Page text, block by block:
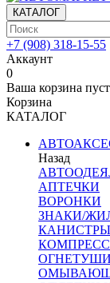
КАТАЛОГ
+7 (908) 318-15-55
Аккаунт
0
Ваша корзина
Корзина
КАТАЛОГ
Назад
АПТЕЧКИ
ВОРОНКИ
ЗНАКИ/
КАНИСТРЫ